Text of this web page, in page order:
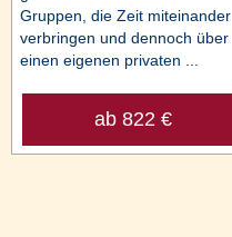
Gruppen, die Zeit miteinander
verbringen und dennoch über
einen eigenen privaten ...
ab 822 €